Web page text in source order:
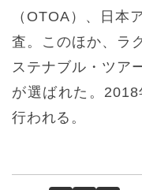
（OTOA）、日本
査。このほか、ラ
ステナブル・ツア
が選ばれた。
行われる。